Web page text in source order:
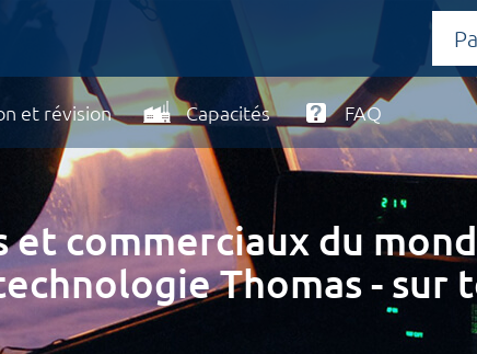
et révision Capacités FAQ
et commerciaux du
Thomas - sur